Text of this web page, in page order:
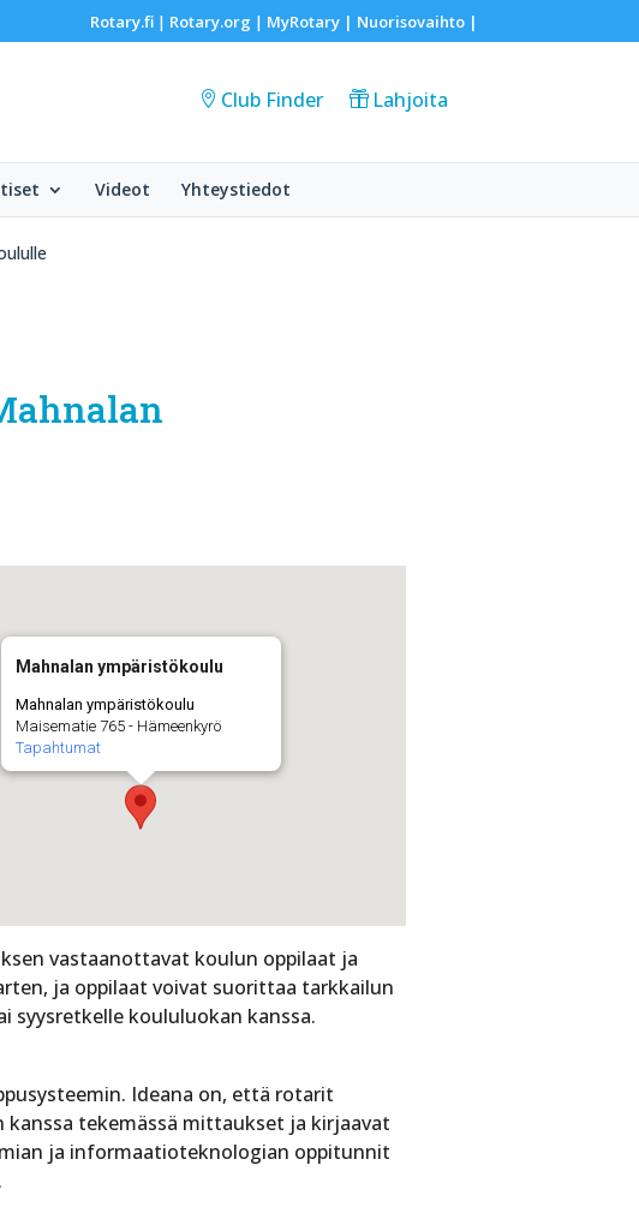
Rotary.fi| Rotary.org | MyRotary | Nuorisovaihto|
Club Finder Lahjoita
Videot Yhteystiedot
Mahnalan ympäristökoulu
Mahnalan ympäristökoulu
Maisematie 765 - Hämeenkyrö
Tapahtumat
vastaanottavat koulun oppilaat ja
ja oppilaat voivat suorittaa tarkkailun
syysretkelle koululuokan kanssa.
Ideana on, että rotarit
tekemässä mittaukset ja kirjaavat
ja informaatioteknologian oppitunnit